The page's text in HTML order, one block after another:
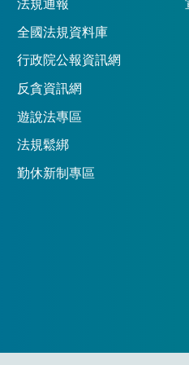
法規通報
全國法規資料庫
行政院公報資訊網
反貪資訊網
遊說法專區
法規鬆綁
勤休新制專區